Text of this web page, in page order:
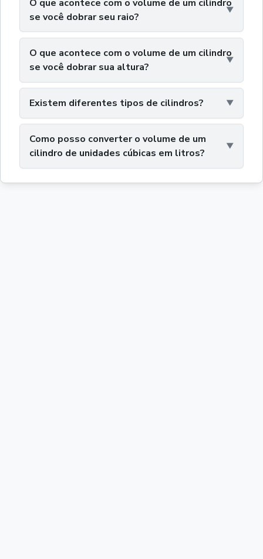
O que acontece com o volume de um cilindro
se você dobrar seu raio?
O que acontece com o volume de um cilindro
se você dobrar sua altura?
Existem diferentes tipos de cilindros?
Como posso converter o volume de um
cilindro de unidades cúbicas em litros?